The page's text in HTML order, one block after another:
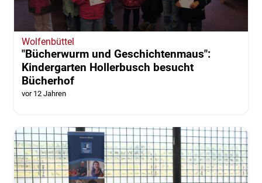
Wolfenbüttel
"Bücherwurm und Geschichtenmaus":
Kindergarten Hollerbusch besucht
Bücherhof
vor 12 Jahren